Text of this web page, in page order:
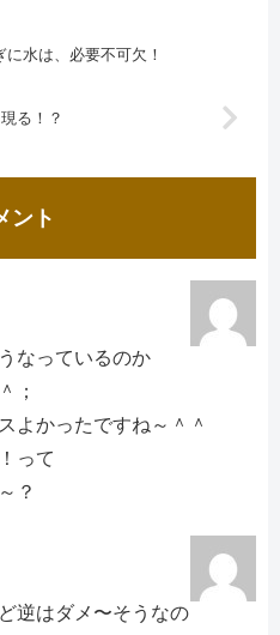
に水は、必要不可欠！
る！？
ント
なっているのか
；
よかったですね～＾＾
って
？
逆はダメ〜そうなの